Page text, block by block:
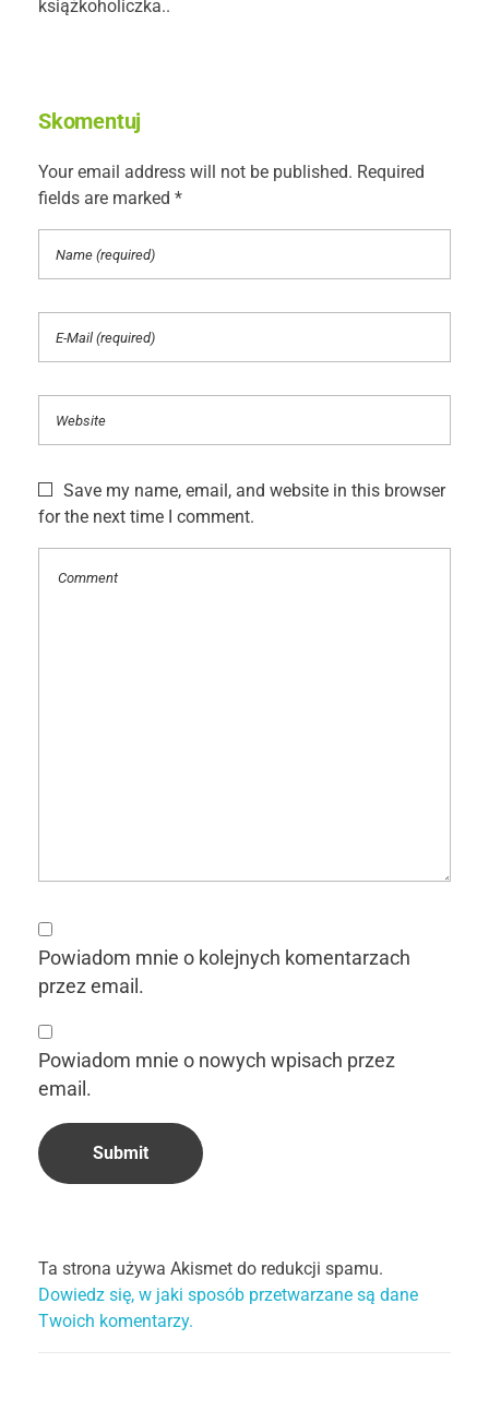
książkoholiczka..
Skomentuj
Your email address will not be published. Required
fields are marked *
Save my name, email, and website in this browser
for the next time I comment.
Powiadom mnie o kolejnych komentarzach
przez email.
Powiadom mnie o nowych wpisach przez
email.
Ta strona używa Akismet do redukcji spamu.
Dowiedz się, w jaki sposób przetwarzane są dane
Twoich komentarzy.